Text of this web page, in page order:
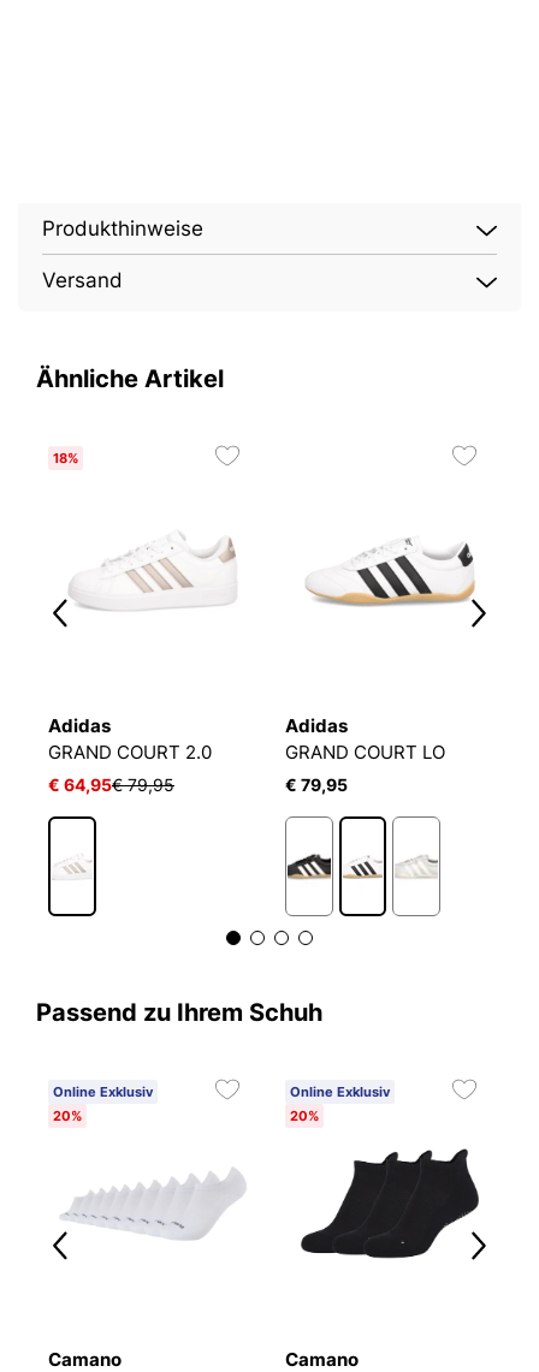
Produkthinweise
Versand
Ähnliche Artikel
18%
Adidas
GRAND COURT 2.0
€ 64,95€ 79,95
Adidas
GRAND COURT LO
€ 79,95
Passend zu Ihrem Schuh
Online Exklusiv
20%
Camano
Online Exklusiv
20%
Camano